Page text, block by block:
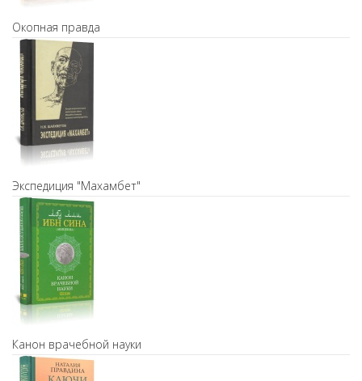
Окопная правда
Экспедиция "Махамбет"
Канон врачебной науки